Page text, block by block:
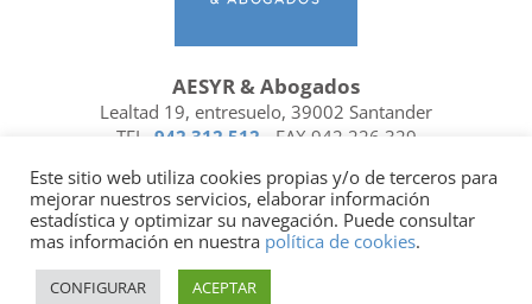
AESYR & Abogados
Lealtad 19, entresuelo, 39002 Santander
TEL. 942 312 512 - FAX 942 226 329
FacebookLinkedin
Socio de | Miembro de
Política de privacidad
Este sitio web utiliza cookies propias y/o de terceros para
mejorar nuestros servicios, elaborar información
estadística y optimizar su navegación. Puede consultar
mas información en nuestra política de cookies.
CONFIGURAR ACEPTAR